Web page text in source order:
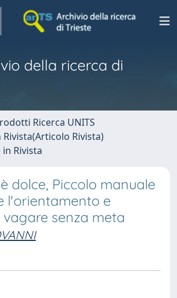
della ricerca di
Ricerca UNITS
Rivista)
in Rivista
dolce, Piccolo manuale
l'orientamento e
senza meta